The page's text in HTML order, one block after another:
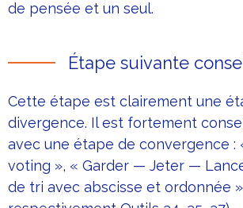
de pensée et un seul.
Étape suivante
Cette étape est clairement une
divergence. Il est fortement
avec une étape de convergence :
voting », « Garder — Jeter —
de tri avec abscisse et ordonnée »